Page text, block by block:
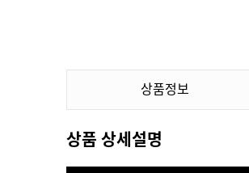
상품정보
상품 상세설명